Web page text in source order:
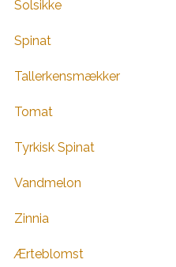
Solsikke
Spinat
Tallerkensmækker
Tomat
Tyrkisk Spinat
Vandmelon
Zinnia
Ærteblomst